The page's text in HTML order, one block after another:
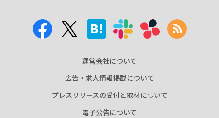
運営会社について
広告・求人情報掲載について
プレスリリースの受付と取材について
電子公告について